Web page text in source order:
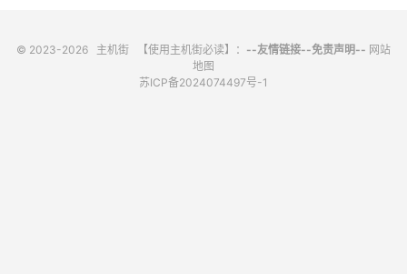
© 2023-2026 主机街 【使用主机街必读】： --友情链接--免责声明-- 网站
地图
苏ICP备2024074497号-1